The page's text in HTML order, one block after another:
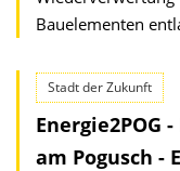
Bauelementen
Stadt der Zukunft
Energie2POG
am Pogusch -